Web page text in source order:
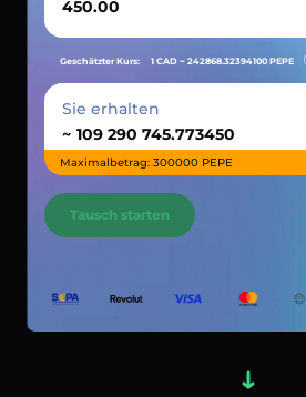
Geschätzter Kurs: 1 CAD ~ 242868.32394100 PEPE
Sie erhalten
~
Maximalbetrag: 300000 PEPE
Tausch starten